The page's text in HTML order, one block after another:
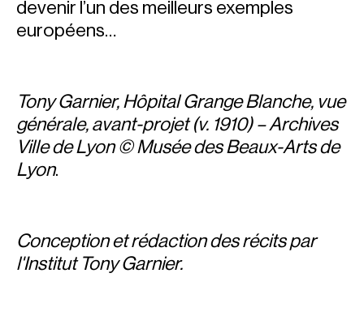
devenir l’un des meilleurs exemples
européens…
Tony Garnier, Hôpital Grange Blanche, vue
générale, avant-projet (v. 1910) – Archives
Ville de Lyon © Musée des Beaux-Arts de
Lyon.
Conception et rédaction des récits par
l'Institut Tony Garnier.